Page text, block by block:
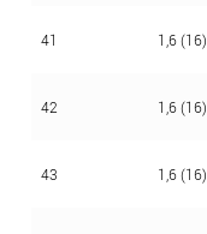
41 1,6 (16)
42 1,6 (16)
43 1,6 (16)